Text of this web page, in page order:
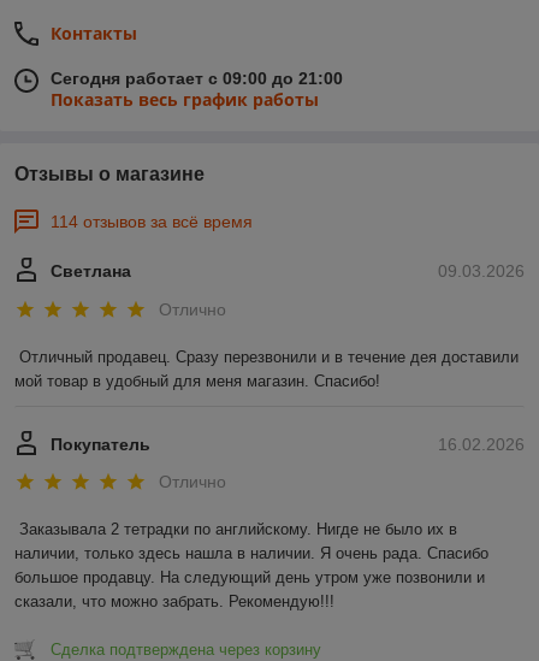
Контакты
Сегодня работает с 09:00 до 21:00
Показать весь график работы
Отзывы о магазине
114 отзывов за всё время
09.03.2026
Светлана
Отлично
Отличный продавец. Сразу перезвонили и в течение дея доставили
мой товар в удобный для меня магазин. Спасибо!
16.02.2026
Покупатель
Отлично
Заказывала 2 тетрадки по английскому. Нигде не было их в
наличии, только здесь нашла в наличии. Я очень рада. Спасибо
большое продавцу. На следующий день утром уже позвонили и
сказали, что можно забрать. Рекомендую!!!
Сделка подтверждена через корзину